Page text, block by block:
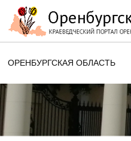
ОРЕНБУРГСКАЯ ОБЛАСТЬ